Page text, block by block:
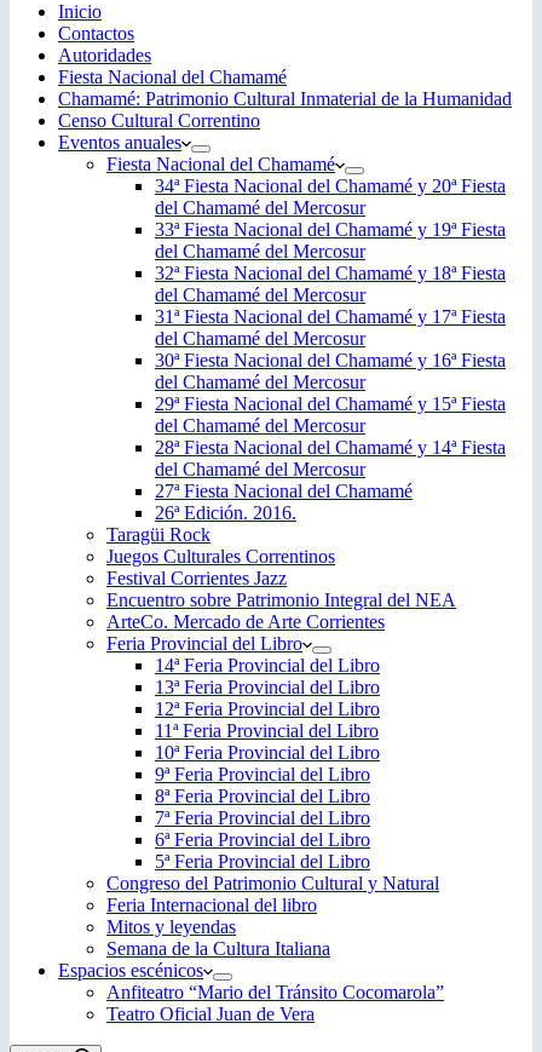
Inicio
Contactos
Autoridades
Fiesta Nacional del Chamamé
Chamamé: Patrimonio Cultural Inmaterial de la Humanidad
Censo Cultural Correntino
Eventos anuales
Fiesta Nacional del Chamamé
34ª Fiesta Nacional del Chamamé y 20ª Fiesta
del Chamamé del Mercosur
33ª Fiesta Nacional del Chamamé y 19ª Fiesta
del Chamamé del Mercosur
32ª Fiesta Nacional del Chamamé y 18ª Fiesta
del Chamamé del Mercosur
31ª Fiesta Nacional del Chamamé y 17ª Fiesta
del Chamamé del Mercosur
30ª Fiesta Nacional del Chamamé y 16ª Fiesta
del Chamamé del Mercosur
29ª Fiesta Nacional del Chamamé y 15ª Fiesta
del Chamamé del Mercosur
28ª Fiesta Nacional del Chamamé y 14ª Fiesta
del Chamamé del Mercosur
27ª Fiesta Nacional del Chamamé
26ª Edición. 2016.
Taragüi Rock
Juegos Culturales Correntinos
Festival Corrientes Jazz
Encuentro sobre Patrimonio Integral del NEA
ArteCo. Mercado de Arte Corrientes
Feria Provincial del Libro
14ª Feria Provincial del Libro
13ª Feria Provincial del Libro
12ª Feria Provincial del Libro
11ª Feria Provincial del Libro
10ª Feria Provincial del Libro
9ª Feria Provincial del Libro
8ª Feria Provincial del Libro
7ª Feria Provincial del Libro
6ª Feria Provincial del Libro
5ª Feria Provincial del Libro
Congreso del Patrimonio Cultural y Natural
Feria Internacional del libro
Mitos y leyendas
Semana de la Cultura Italiana
Espacios escénicos
Anfiteatro “Mario del Tránsito Cocomarola”
Teatro Oficial Juan de Vera